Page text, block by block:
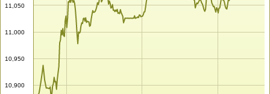
10,900
10,950
11,000
11,050